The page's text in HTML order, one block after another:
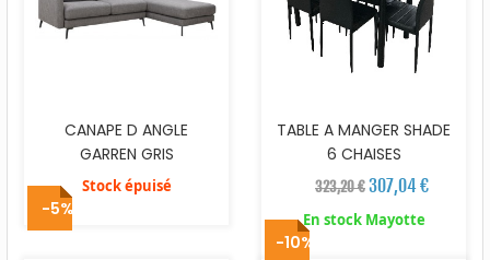
CANAPE D ANGLE
GARREN GRIS
Stock épuisé
TABLE A MANGER SHADE
6 CHAISES
323,20 €307,04 €
En stock Mayotte
-5%
-10%